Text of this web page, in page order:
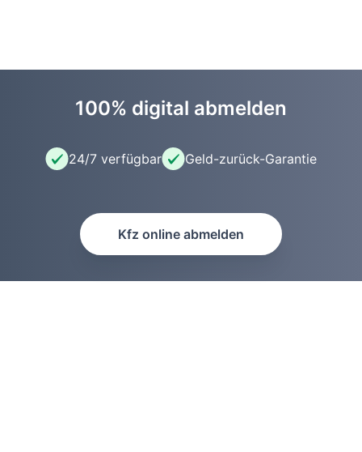
100% digital abmelden
24/7 verfügbar Geld-zurück-Garantie
Kfz online abmelden